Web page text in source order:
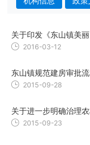
关于印发《东山镇美
2016-03-12
东山镇规范建房审批
2015-09-28
关于进一步明确治理
2015-09-23